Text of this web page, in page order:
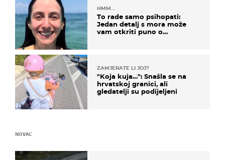
HMM…
To rade samo psihopati:
Jedan detalj s mora može
vam otkriti puno o
ZAMJERATE LI JOJ?
"Koja kuja…": Snašla se na
hrvatskoj granici, ali
gledatelji su podijeljeni
NOVAC